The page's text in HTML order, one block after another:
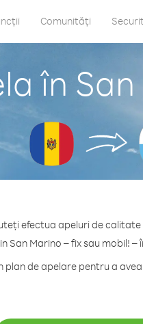
Comunități
în
efectua apeluri de
San Marino – fix sau mobil!
de apelare pentru a